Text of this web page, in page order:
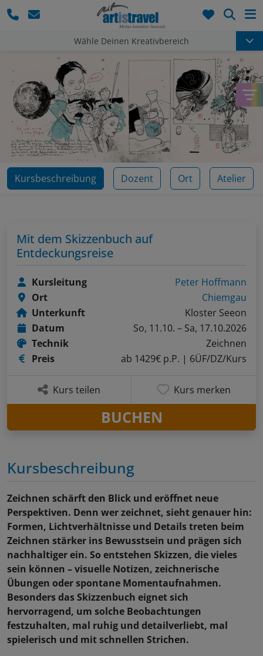
Wähle Deinen Kreativbereich
Kursbeschreibung Dozent Ort Atelier
Kursbeschreibung
Zeichnen schärft den Blick und eröffnet neue
Perspektiven. Denn wer zeichnet, sieht genauer hin:
Formen, Lichtverhältnisse und Details treten beim
Zeichnen stärker ins Bewusstsein und prägen sich
nachhaltiger ein. So entstehen Skizzen, die vieles
sein können – visuelle Notizen, zeichnerische
Übungen oder spontane Momentaufnahmen.
Besonders das Skizzenbuch eignet sich
hervorragend, um solche Beobachtungen
festzuhalten, mal ruhig und detailverliebt, mal
spielerisch und mit schnellen Strichen.
Mit dem Skizzenbuch auf
Entdeckungsreise
Kursleitung
Peter Hoffmann
Ort
Chiemgau
Unterkunft
Kloster Seeon
Datum
So, 11.10. – Sa, 17.10.2026
Technik
Zeichnen
Preis
ab 1429€ p.P. | 6ÜF/DZ/Kurs
Kurs teilen Kurs merken
BUCHEN